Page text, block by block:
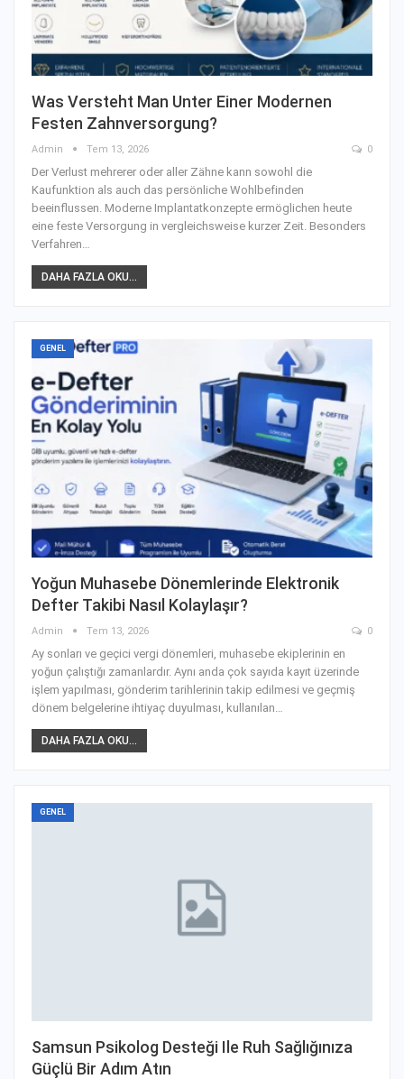
Was Versteht Man Unter Einer Modernen
Festen Zahnversorgung?
Admin Tem 13, 2026 0
Der Verlust mehrerer oder aller Zähne kann sowohl die
Kaufunktion als auch das persönliche Wohlbefinden
beeinflussen. Moderne Implantatkonzepte ermöglichen heute
eine feste Versorgung in vergleichsweise kurzer Zeit. Besonders
Verfahren…
DAHA FAZLA OKU...
GENEL
Yoğun Muhasebe Dönemlerinde Elektronik
Defter Takibi Nasıl Kolaylaşır?
Admin Tem 13, 2026 0
Ay sonları ve geçici vergi dönemleri, muhasebe ekiplerinin en
yoğun çalıştığı zamanlardır. Aynı anda çok sayıda kayıt üzerinde
işlem yapılması, gönderim tarihlerinin takip edilmesi ve geçmiş
dönem belgelerine ihtiyaç duyulması, kullanılan
DAHA FAZLA OKU...
GENEL
Samsun Psikolog Desteği Ile Ruh Sağlığınıza
Güçlü Bir Adım Atın